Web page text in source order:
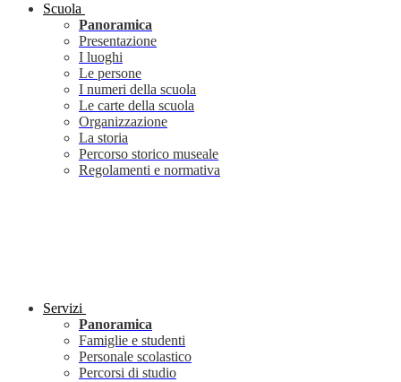
Scuola
Panoramica
Presentazione
I luoghi
Le persone
I numeri della scuola
Le carte della scuola
Organizzazione
La storia
Percorso storico museale
Regolamenti e normativa
Servizi
Panoramica
Famiglie e studenti
Personale scolastico
Percorsi di studio